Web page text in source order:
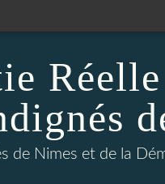
de Nimes et de la